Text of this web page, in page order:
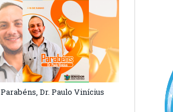
Parabéns, Dr. Paulo Vinícius